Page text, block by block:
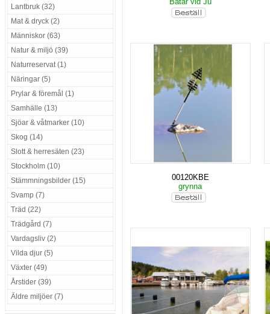
Lantbruk (32)
Mat & dryck (2)
Människor (63)
Natur & miljö (39)
Naturreservat (1)
Näringar (5)
Prylar & föremål (1)
Samhälle (13)
Sjöar & våtmarker (10)
Skog (14)
Slott & herresäten (23)
Stockholm (10)
Stämmningsbilder (15)
Svamp (7)
Träd (22)
Trädgård (7)
Vardagsliv (2)
Vilda djur (5)
Växter (49)
Årstider (39)
Äldre miljöer (7)
00120KBE
grynna